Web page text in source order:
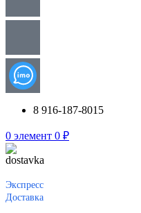
8 916-187-8015
0 элемент 0 ₽
Экспресс
Доставка